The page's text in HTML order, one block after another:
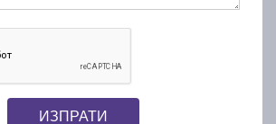
ИЗПРАТИ